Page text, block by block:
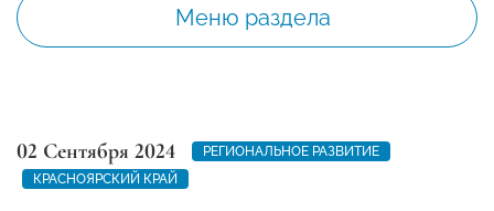
Меню раздела
02 Сентября 2024
РЕГИОНАЛЬНОЕ РАЗВИТИЕ
КРАСНОЯРСКИЙ КРАЙ